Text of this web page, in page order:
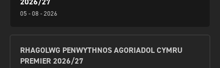
05 - 08 - 2026
RHAGOLWG PENWYTHNOS AGORIADOL CYMRU
PREMIER 2026/27